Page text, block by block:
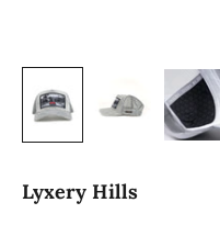
Lyxery Hills